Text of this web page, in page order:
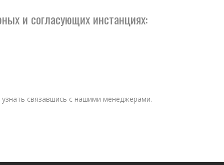
и согласующих инстанциях:
связавшись с нашими менеджерами.